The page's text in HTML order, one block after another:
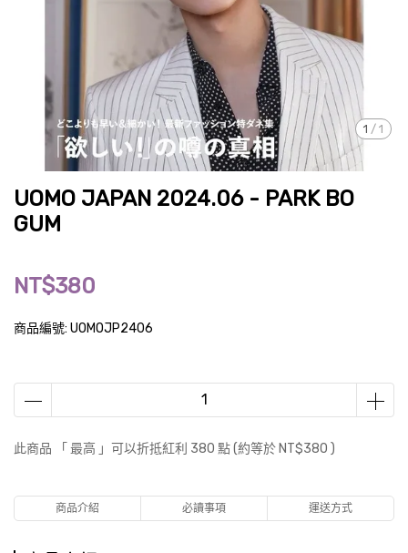
1 / 1
UOMO JAPAN 2024.06 - PARK BO
GUM
NT$380
商品編號: UOMOJP2406
此商品 「 最高 」可以折抵紅利 380 點 (約等於 NT$380 )
商品介紹 必讀事項 運送方式